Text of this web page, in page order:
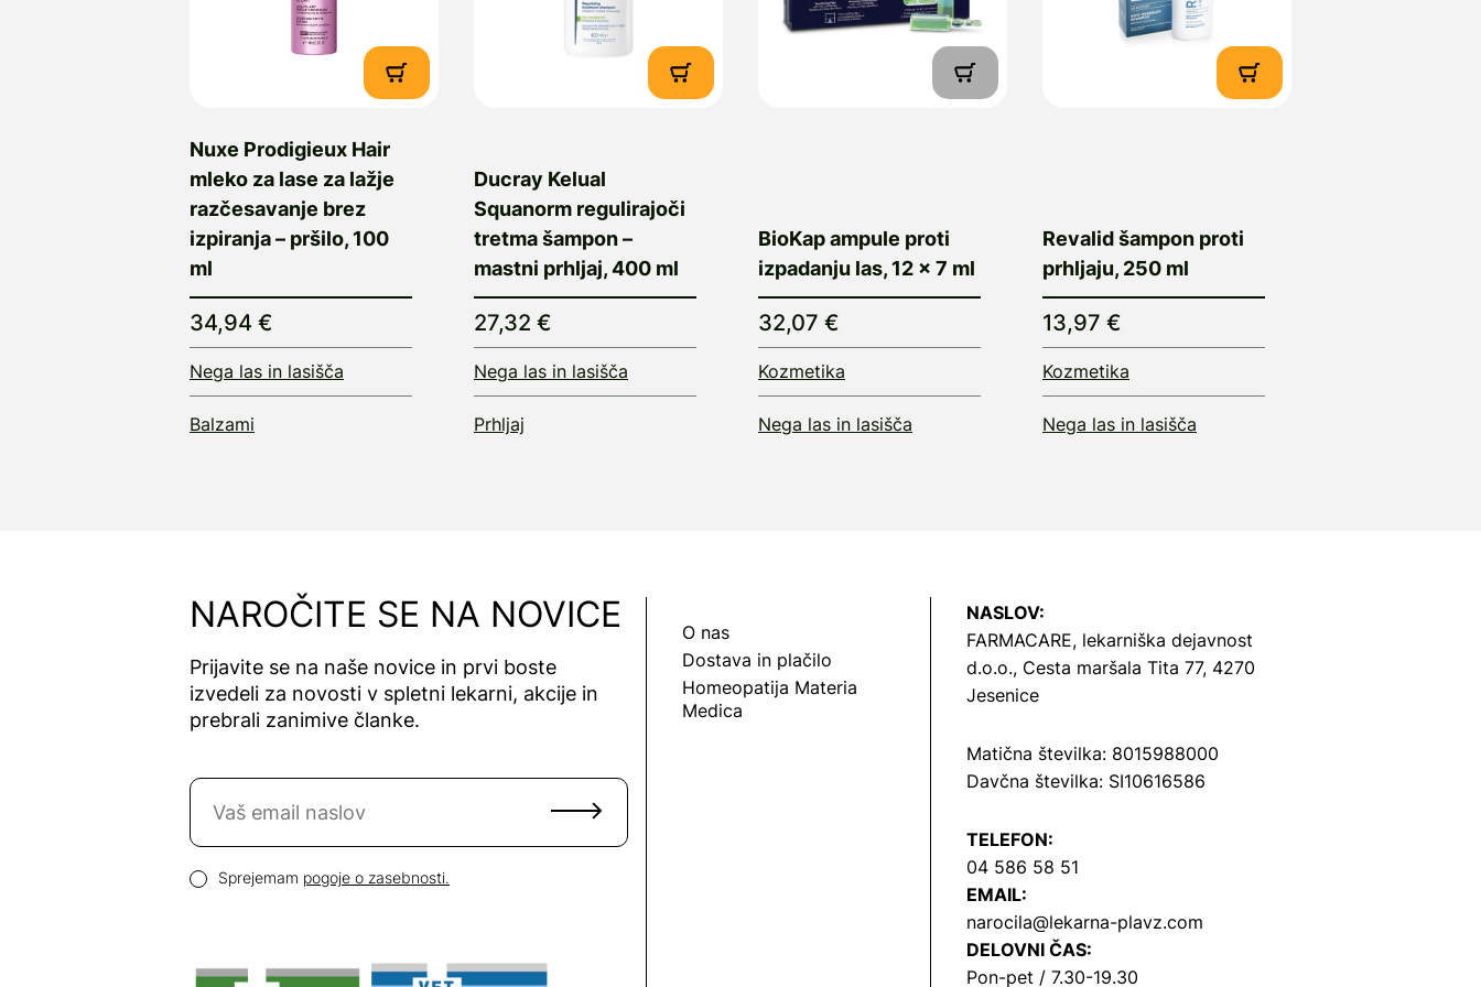
Nuxe Prodigieux Hair
mleko za lase za lažje
razčesavanje brez
izpiranja – pršilo, 100
ml
34,94 €
Nega las in lasišča
Balzami
Ducray Kelual
Squanorm regulirajoči
tretma šampon –
mastni prhljaj, 400 ml
27,32 €
Nega las in lasišča
Prhljaj
BioKap ampule proti
izpadanju las, 12 x 7 ml
32,07 €
Kozmetika
Nega las in lasišča
Revalid šampon proti
prhljaju, 250 ml
13,97 €
Kozmetika
Nega las in lasišča
NAROČITE SE NA NOVICE
Prijavite se na naše novice in prvi boste
izvedeli za novosti v spletni lekarni, akcije in
prebrali zanimive članke.
Naročite se na novice
Pogoji zasebnosti
Sprejemam pogoje o zasebnosti.
O nas
Dostava in plačilo
Homeopatija Materia
Medica
NASLOV:
FARMACARE, lekarniška dejavnost
d.o.o., Cesta maršala Tita 77, 4270
Jesenice
Matična številka: 8015988000
Davčna številka: SI10616586
TELEFON:
04 586 58 51
EMAIL:
narocila@lekarna-plavz.com
DELOVNI ČAS:
Pon-pet / 7.30-19.30